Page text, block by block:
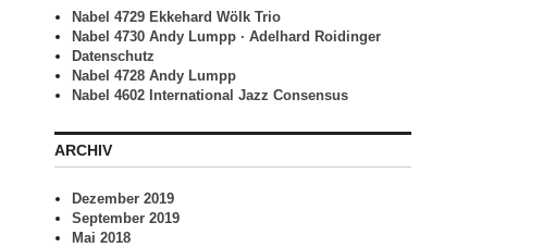
Nabel 4729 Ekkehard Wölk Trio
Nabel 4730 Andy Lumpp · Adelhard Roidinger
Datenschutz
Nabel 4728 Andy Lumpp
Nabel 4602 International Jazz Consensus
ARCHIV
Dezember 2019
September 2019
Mai 2018